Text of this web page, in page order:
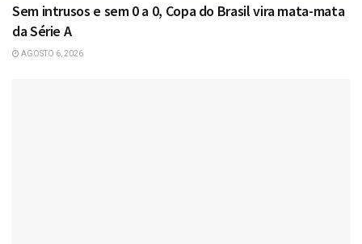
Sem intrusos e sem 0 a 0, Copa do Brasil vira mata-mata
da Série A
AGOSTO 6, 2026